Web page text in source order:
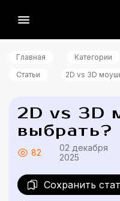
Главная Категории
Статьи
2D vs 3D
2D vs 3D
выбрать?
82
02 декабря
2025
Сохранить